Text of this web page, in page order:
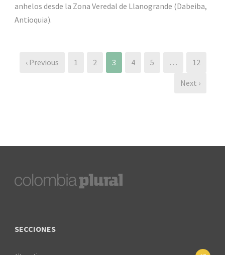
anhelos desde la Zona Veredal de Llanogrande (Dabeiba,
Antioquia).
‹ Previous 1 2 3 4 5 … 12
Next ›
SECCIONES